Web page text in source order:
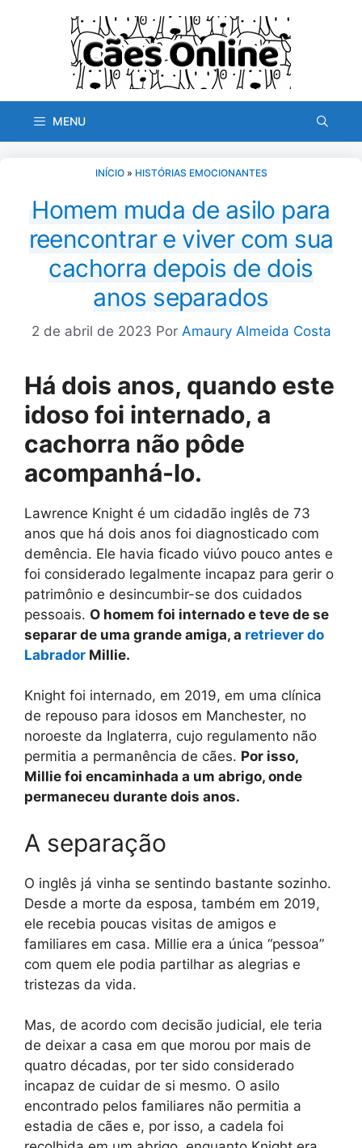
MENU
INÍCIO» HISTÓRIAS EMOCIONANTES
Homem muda de asilo para
reencontrar e viver com sua
cachorra depois de dois
anos separados
2 de abril de 2023 Por Amaury Almeida Costa
Há dois anos, quando este
idoso foi internado, a
cachorra não pôde
acompanhá-lo.
Lawrence Knight é um cidadão inglês de 73
anos que há dois anos foi diagnosticado com
demência. Ele havia ficado viúvo pouco antes e
foi considerado legalmente incapaz para gerir o
patrimônio e desincumbir-se dos cuidados
pessoais. O homem foi internado e teve de se
separar de uma grande amiga, a retriever do
Labrador Millie.
Knight foi internado, em 2019, em uma clínica
de repouso para idosos em Manchester, no
noroeste da Inglaterra, cujo regulamento não
permitia a permanência de cães. Por isso,
Millie foi encaminhada a um abrigo, onde
permaneceu durante dois anos.
A separação
O inglês já vinha se sentindo bastante sozinho.
Desde a morte da esposa, também em 2019,
ele recebia poucas visitas de amigos e
familiares em casa. Millie era a única “pessoa”
com quem ele podia partilhar as alegrias e
tristezas da vida.
Mas, de acordo com decisão judicial, ele teria
de deixar a casa em que morou por mais de
quatro décadas, por ter sido considerado
incapaz de cuidar de si mesmo. O asilo
encontrado pelos familiares não permitia a
estadia de cães e, por isso, a cadela foi